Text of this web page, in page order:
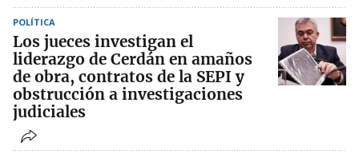
POLÍTICA
Los jueces investigan el
liderazgo de Cerdán en amaños
de obra, contratos de la SEPI y
obstrucción a investigaciones
judiciales